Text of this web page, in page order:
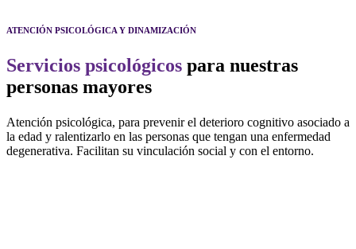
ATENCIÓN PSICOLÓGICA Y DINAMIZACIÓN
Servicios psicológicos para nuestras
personas mayores
Atención psicológica, para prevenir el deterioro cognitivo asociado a
la edad y ralentizarlo en las personas que tengan una enfermedad
degenerativa. Facilitan su vinculación social y con el entorno.